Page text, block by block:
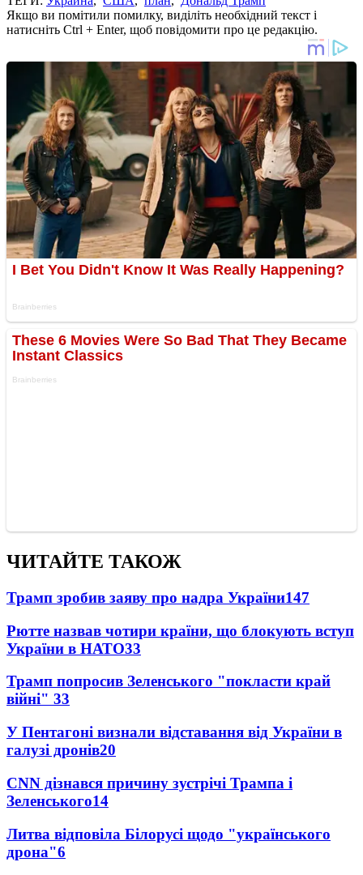
Якщо ви помітили помилку, виділіть необхідний текст і
натисніть Ctrl + Enter, щоб повідомити про це редакцію.
ЧИТАЙТЕ ТАКОЖ
Трамп зробив заяву про надра України147
Рютте назвав чотири країни, що блокують вступ
України в НАТО33
Трамп попросив Зеленського "покласти край
війні" 33
У Пентагоні визнали відставання від України в
галузі дронів20
CNN дізнався причину зустрічі Трампа і
Зеленського14
Литва відповіла Білорусі щодо "українського
дрона"6